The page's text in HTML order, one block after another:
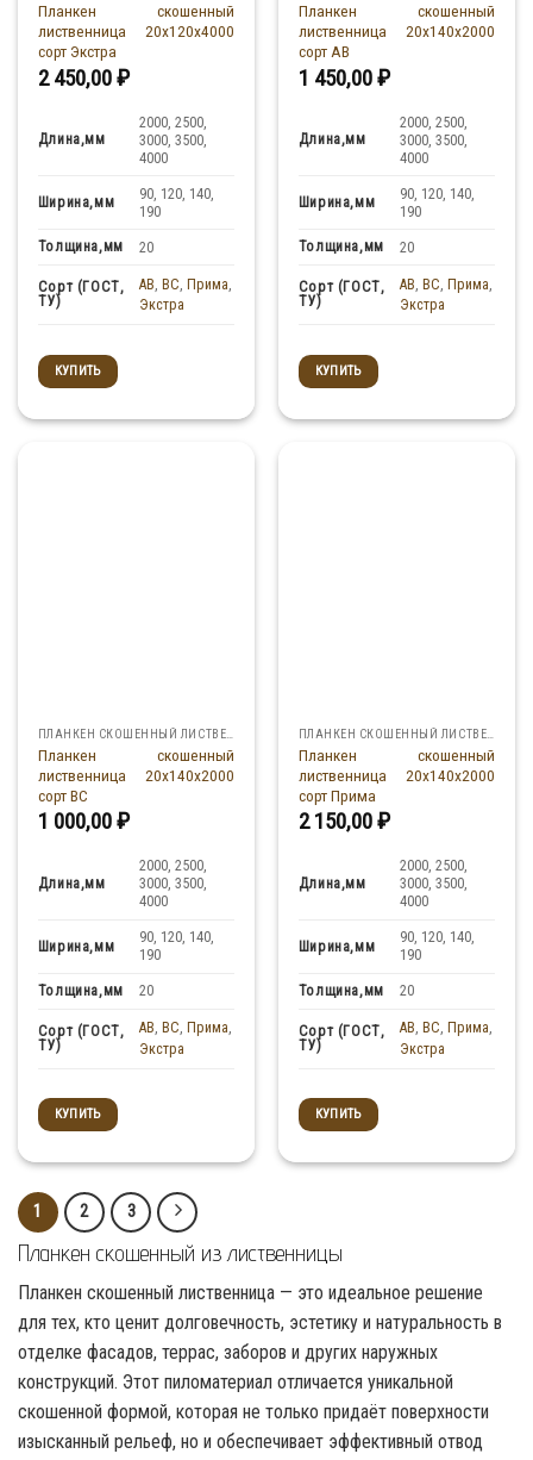
Планкен скошенный
лиственница 20x120x4000
сорт Экстра
2 450,00₽
Длина,мм
2000, 2500,
3000, 3500,
4000
Ширина,мм
90, 120, 140,
190
Толщина,мм 20
Сорт (ГОСТ,
ТУ)
AB BC Прима
Экстра
КУПИТЬ
Планкен скошенный
лиственница 20x140x2000
сорт АВ
1 450,00₽
Длина,мм
2000, 2500,
3000, 3500,
4000
Ширина,мм
90, 120, 140,
190
Толщина,мм 20
Сорт (ГОСТ,
ТУ)
AB BC Прима
Экстра
КУПИТЬ
Планкен скошенный
лиственница 20x140x2000
сорт ВС
1 000,00₽
Длина,мм
2000, 2500,
3000, 3500,
4000
Ширина,мм
90, 120, 140,
190
Толщина,мм 20
Сорт (ГОСТ,
ТУ)
AB, BC, Прима,
Экстра
КУПИТЬ
Планкен скошенный
лиственница 20x140x2000
сорт Прима
2 150,00₽
Длина,мм
2000, 2500,
3000, 3500,
4000
Ширина,мм
90, 120, 140,
190
Толщина,мм 20
Сорт (ГОСТ,
ТУ)
AB, BC, Прима,
Экстра
КУПИТЬ
1 2 3
Планкен скошенный из лиственницы
Планкен скошенный лиственница — это идеальное решение
для тех, кто ценит долговечность, эстетику и натуральность в
отделке фасадов, террас, заборов и других наружных
конструкций. Этот пиломатериал отличается уникальной
скошенной формой, которая не только придаёт поверхности
изысканный рельеф, но и обеспечивает эффективный отвод